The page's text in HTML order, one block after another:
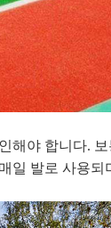
해야 합니다.
일 발로 사용